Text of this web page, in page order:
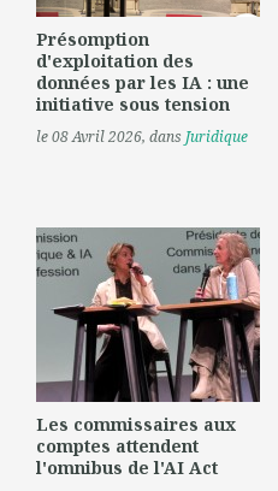
Présomption
d'exploitation des
données par les IA : une
initiative sous tension
le 08 Avril 2026, dans Juridique
Les commissaires aux
comptes attendent
l'omnibus de l'AI Act